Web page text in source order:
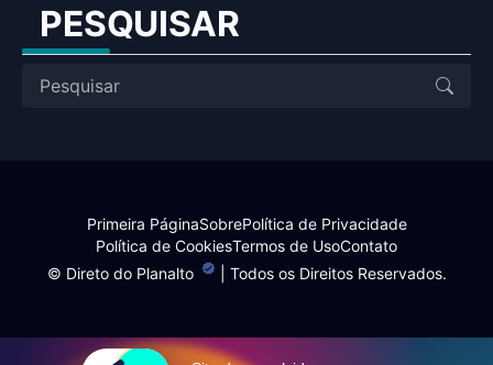
PESQUISAR
© Direto do Planalto | Todos os Direitos Reservados.
Primeira PáginaSobrePolítica de Privacidade
Política de CookiesTermos de UsoContato